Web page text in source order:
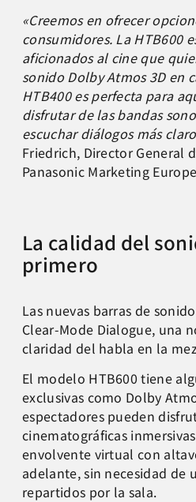
«Creemos en ofrecer
consumidores. La HTB600
aficionados al cine que
sonido Dolby Atmos 3D en
HTB400 es perfecta para
disfrutar de las bandas
escuchar diálogos más
Friedrich, Director General
Panasonic Marketing
La calidad del
primero
Las nuevas barras de
Clear-Mode Dialogue, una
claridad del habla en la
El modelo HTB600 tiene
exclusivas como Dolby
espectadores pueden
cinematográficas
envolvente virtual con
adelante, sin necesidad de
repartidos por la sala.